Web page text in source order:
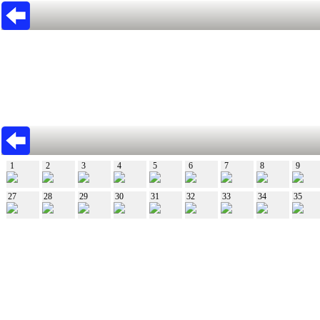
1 2 3 4 5 6 7 8 9
27 28 29 30 31 32 33 34 35